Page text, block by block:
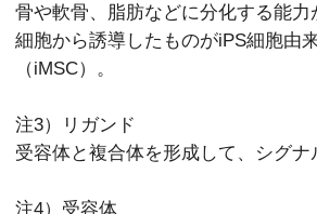
骨や軟骨、脂肪などに分化する能力
細胞から誘導したものがiPS細胞由
（iMSC）。
注3）リガンド
受容体と複合体を形成して、シグナ
注4）受容体